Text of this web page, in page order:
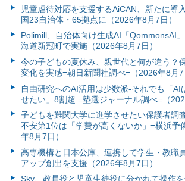
児童虐待対応を支援するAiCAN、新たに導
国23自治体・65拠点に（2026年8月7日）
Polimill、自治体向け生成AI「QommonsAI
海道新冠町で実施（2026年8月7日）
今の子どもの夏休み、親世代と何が違う？
変化を実感=朝日新聞社調べ=（2026年8月7
自由研究へのAI活用は少数派-それでも「AI
せたい」8割超 =塾選ジャーナル調べ=（
子どもを難関大学に進学させたい保護者調
不安第1位は「学費が高くないか」=横浜予
年8月7日）
高専機構と日本公庫、連携して学生・教職
アップ創出を支援（2026年8月7日）
Sky、教員役と児童生徒役に分かれて操作